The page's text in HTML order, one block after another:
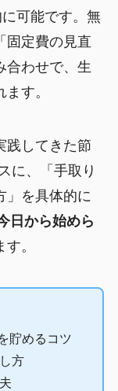
可能です。無
固定費の見直
合わせで、生
す。
践してきた節
に、「手取り
」を具体的に
日から始めら
。
貯めるコツ
方